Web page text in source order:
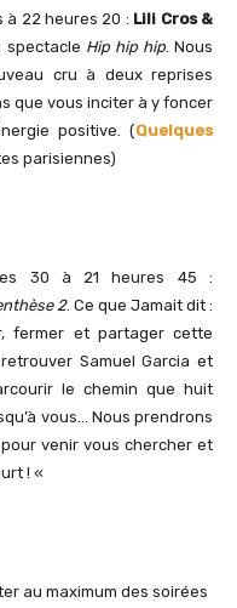
à 22 heures 20 : Lili Cros &
spectacle Hip hip hip. Nous
cru à deux reprises
que vous inciter à y foncer
positive. (Quelques
parisiennes)
30 à 21 heures 45 :
2. Ce que Jamait dit :
fermer et partager cette
Samuel Garcia et
le chemin que huit
vous… Nous prendrons
venir vous chercher et
! «
au maximum des soirées